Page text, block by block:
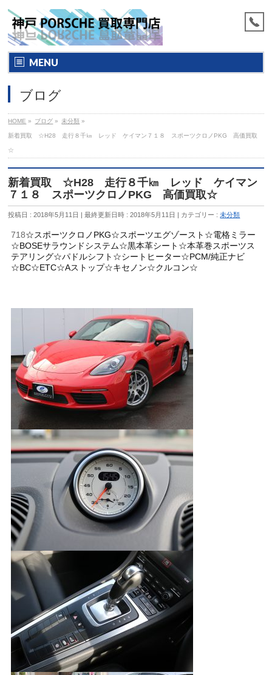
MENU
ブログ
HOME » ブログ » 未分類 »
新着買取 ☆H28 走行８千㎞ レッド ケイマン７１８ スポーツクロノPKG 高価買取
☆
新着買取 ☆H28 走行８千㎞ レッド ケイマン
７１８ スポーツクロノPKG 高価買取☆
投稿日 : 2018年5月11日 最終更新日時 : 2018年5月11日 カテゴリー :未分類
718☆スポーツクロノPKG☆スポーツエグゾースト☆電格ミラー
☆BOSEサラウンドシステム☆黒本革シート☆本革巻スポーツス
テアリング☆パドルシフト☆シートヒーター☆PCM/純正ナビ
☆BC☆ETC☆Aストップ☆キセノン☆クルコン☆